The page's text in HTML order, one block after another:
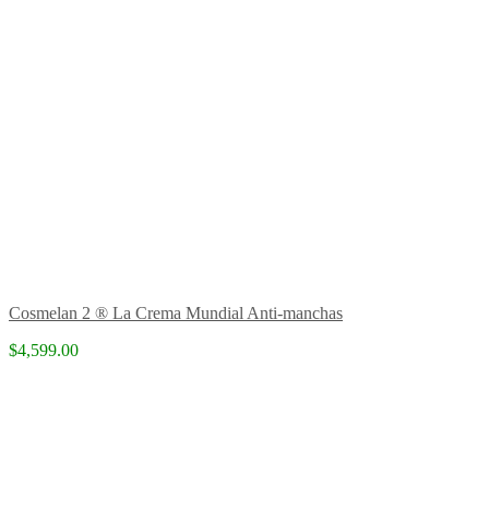
Cosmelan 2 ® La Crema Mundial Anti-manchas
$4,599.00